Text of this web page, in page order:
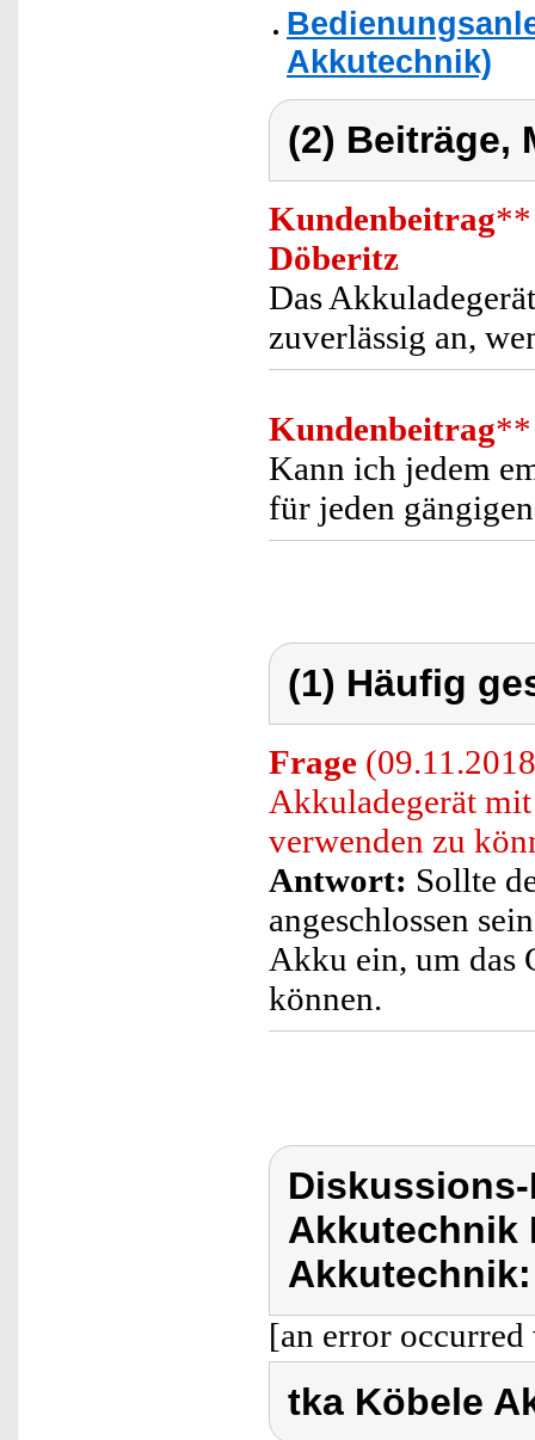
Akkutechnik)
(2) Beiträge,
Kundenbeitrag**
Döberitz
Das
zuverlässig an,
Kundenbeitrag**
Kann ich jedem
für jeden
(1) Häufig
Frage
Akkuladegerät
verwenden zu
Antwort: Sollte
angeschlossen
Akku ein, um das
können.
Akkutechnik
Akkutechnik:
[an error
tka Köbele